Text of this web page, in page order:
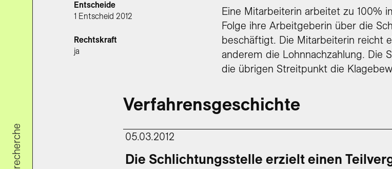
Entscheide
1 Entscheid 2012
Rechtskraft
ja
Eine Mitarbeiterin arbeitet zu 100%
Folge ihre Arbeitgeberin über die
beschäftigt. Die Mitarbeiterin reicht
anderem die Lohnnachzahlung. Die
die übrigen Streitpunkt die
Verfahrensgeschichte
05.03.2012
Die Schlichtungsstelle erzielt einen